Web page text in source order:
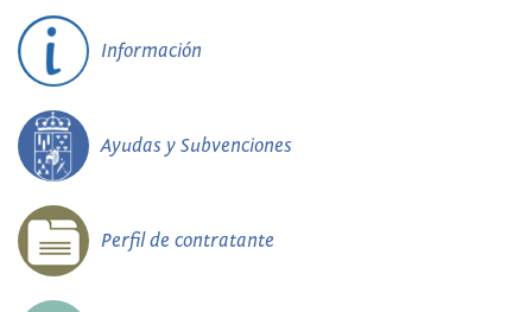
Información
Ayudas y Subvenciones
Perfil de contratante